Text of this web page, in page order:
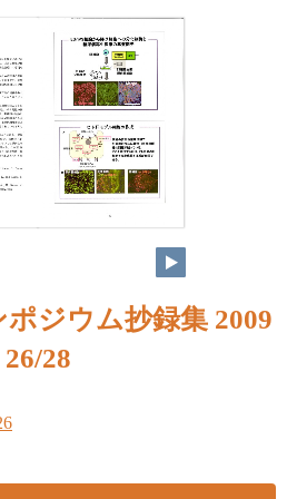
ジウム抄録集 2009
26/28